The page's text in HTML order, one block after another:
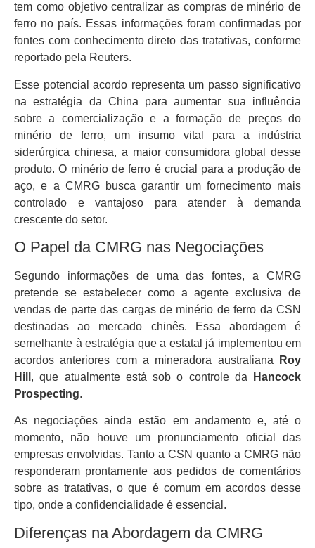
tem como objetivo centralizar as compras de minério de
ferro no país. Essas informações foram confirmadas por
fontes com conhecimento direto das tratativas, conforme
reportado pela Reuters.
Esse potencial acordo representa um passo significativo
na estratégia da China para aumentar sua influência
sobre a comercialização e a formação de preços do
minério de ferro, um insumo vital para a indústria
siderúrgica chinesa, a maior consumidora global desse
produto. O minério de ferro é crucial para a produção de
aço, e a CMRG busca garantir um fornecimento mais
controlado e vantajoso para atender à demanda
crescente do setor.
O Papel da CMRG nas Negociações
Segundo informações de uma das fontes, a CMRG
pretende se estabelecer como a agente exclusiva de
vendas de parte das cargas de minério de ferro da CSN
destinadas ao mercado chinês. Essa abordagem é
semelhante à estratégia que a estatal já implementou em
acordos anteriores com a mineradora australiana
Roy
Hill , que atualmente está sob o controle da
Hancock
Prospecting.
As negociações ainda estão em andamento e, até o
momento, não houve um pronunciamento oficial das
empresas envolvidas. Tanto a CSN quanto a CMRG não
responderam prontamente aos pedidos de comentários
sobre as tratativas, o que é comum em acordos desse
tipo, onde a confidencialidade é essencial.
Diferenças na Abordagem da CMRG